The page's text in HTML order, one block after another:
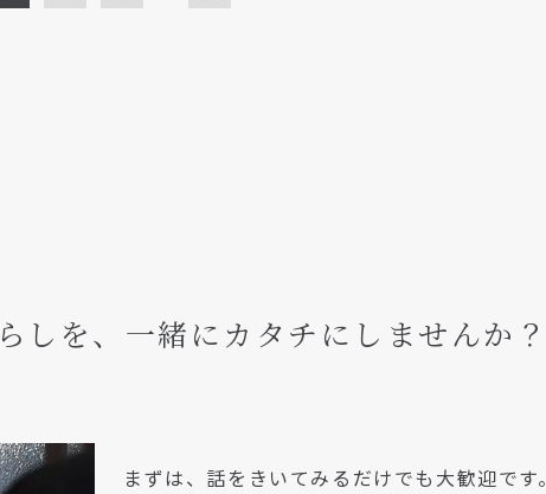
しを、 一緒にカタチにしませんか？
まずは、話をきいてみるだけでも大歓迎です。